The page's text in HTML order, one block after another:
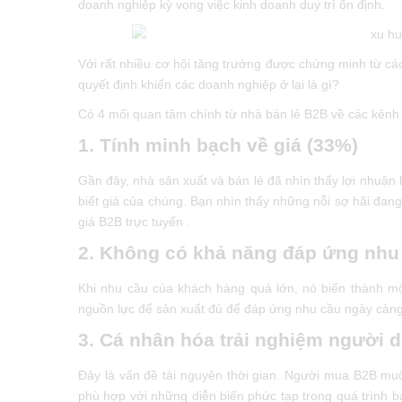
doanh nghiệp kỳ vọng việc kinh doanh duy trì ổn định.
Với rất nhiều cơ hội tăng trưởng được chứng minh từ
quyết định khiến các doanh nghiệp ở lại là gì?
Có 4 mối quan tâm chính từ nhà bán lẻ B2B về các
1. Tính minh bạch về giá (33%)
Gần đây, nhà sản xuất và bán lẻ đã nhìn thấy lợi
biết giá của chúng. Bạn nhìn thấy những nỗi sợ hãi
giá B2B trực tuyến .
2. Không có khả năng đáp ứng
Khi nhu cầu của khách hàng quá lớn, nó biến thành
nguồn lực để sản xuất đủ để đáp ứng nhu cầu ngày
3. Cá nhân hóa trải nghiệm người
Đây là vấn đề tài nguyên thời gian. Người mua B2B
phù hợp với những diễn biến phức tạp trong quá trình